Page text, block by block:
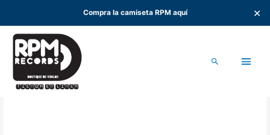
Compra la camiseta RPM aquí ✕
contenido
Buscar